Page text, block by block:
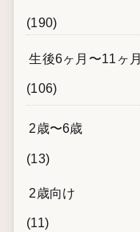
(190)
生後6ヶ月〜11ヶ月
(106)
2歳〜6歳
(13)
2歳向け
(11)